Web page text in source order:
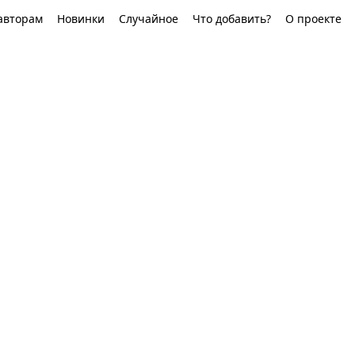
Новинки Случайное Что добавить? О проекте